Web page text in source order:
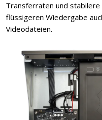
Transferraten und
flüssigeren Wiedergabe
Videodateien.